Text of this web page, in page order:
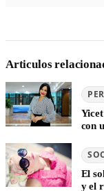
Articulos
con
El
y el